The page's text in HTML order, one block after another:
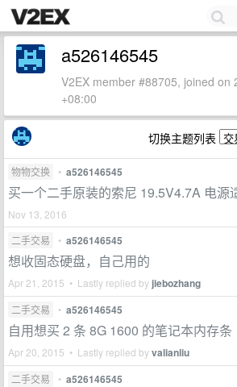
a526146545
V2EX member #88705, joined on
+08:00
切换主题列表
物物交换 • a526146545
买一个二手原装的索尼 19.5V4.7A 电源
Nov 13, 2016
二手交易
• a526146545
想收固态硬盘，自己用的
Apr 21, 2015 • Lastly replied by jiebozhang
二手交易 • a526146545
自用想买 2 条 8G 1600 的笔记本内存条
Apr 20, 2015 • Lastly replied byvalianliu
二手交易 • a526146545